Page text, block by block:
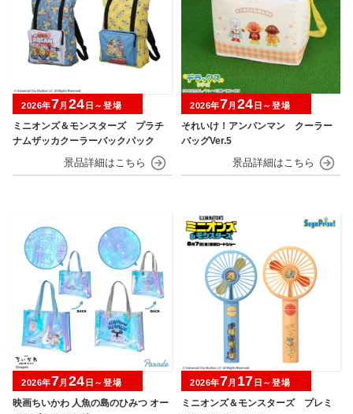
ミニオンズ＆モンスターズ プラチ
ナムザッカクーラーバックパック
2026年7月 24 日～登場
それいけ！アンパンマン クーラー
バッグVer.5
2026年7月 24 日～登場
映画ちいかわ 人魚の島のひみつ オー
2026年7月 24 日～登場
ミニオンズ＆モンスターズ プレミ
2026年7月 17 日～登場